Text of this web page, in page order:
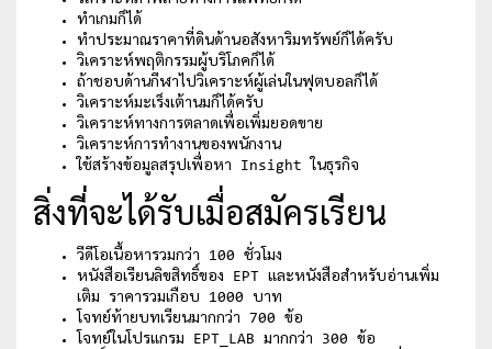
ทำเกมก็ได้
ทำประมาณราคาที่ดินด้านอสังหาริมทรัพย์ก็ได้ครับ
วิเคราะห์พฤติกรรมผู้บริโภคก็ได้
ถ้าชอบด้านกีฬาไปวิเคราะห์ผู้เล่นในฟุตบอลก็ได้
วิเคราะห์มะเร็งเต้านมก็ได้ครับ
วิเคราะห์ทางการตลาดเพื่อเพิ่มยอดขาย
วิเคราะห์การทำงานของพนักงาน
ใช้สร้างข้อมูลสรุปเพื่อหา Insight ในธุรกิจ
สิ่งที่จะได้รับเมื่อสมัครเรียน
วีดีโอเนื้อหารวมกว่า 100 ชั่วโมง
หนังสือเรียนลิขสิทธิ์ของ EPT และหนังสือสำหรับอ่านเพิ่ม
เติม ราคารวมเกือบ 1000 บาท
โจทย์ท้ายบทเรียนมากกว่า 700 ข้อ
โจทย์ในโปรแกรม EPT_LAB มากกว่า 300 ข้อ